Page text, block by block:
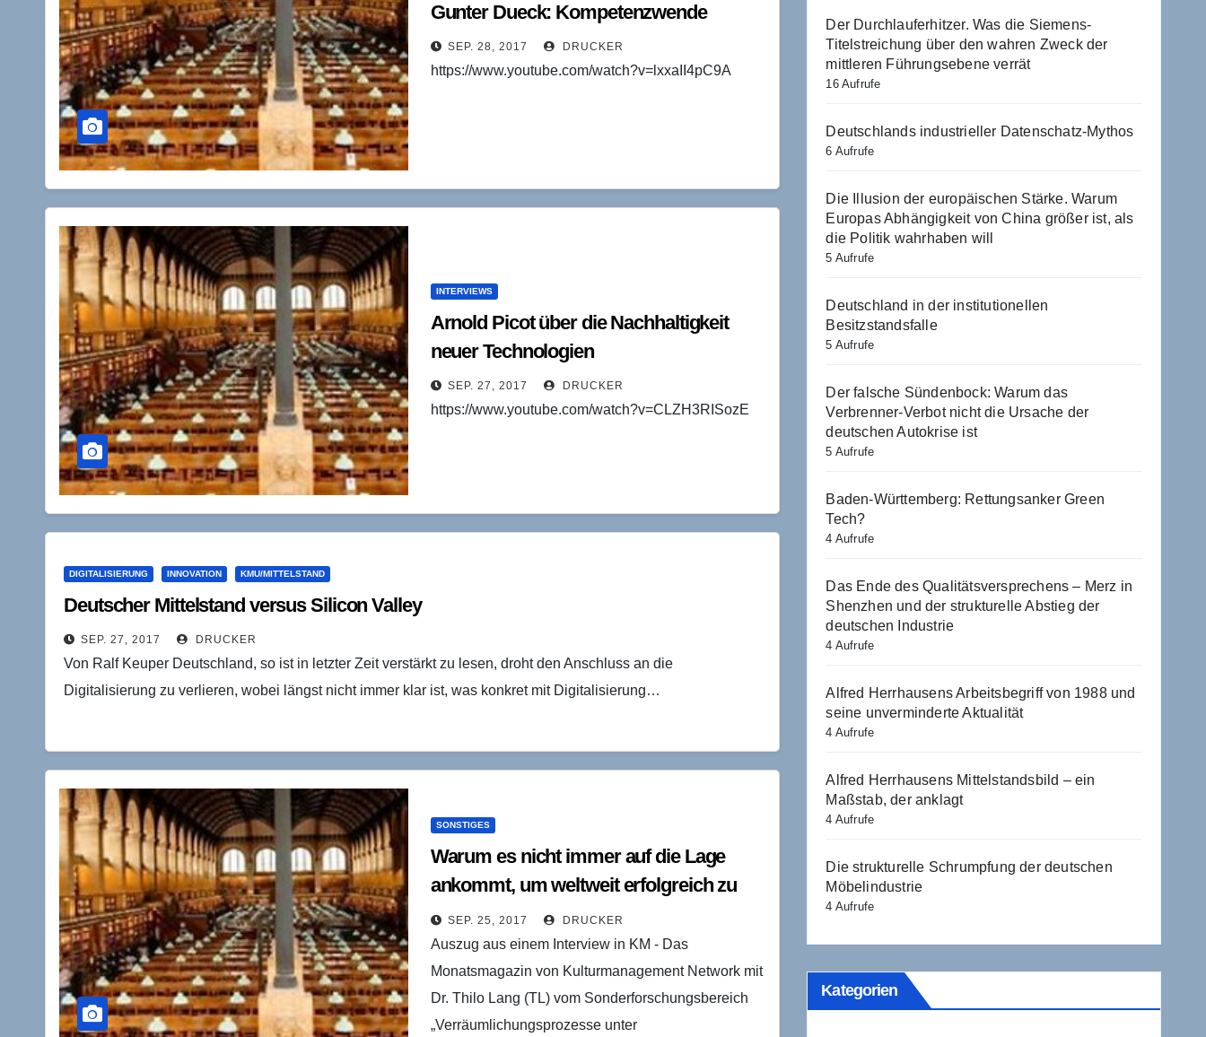
Gunter Dueck: Kompetenzwende
SEP. 28, 2017 DRUCKER
https://www.youtube.com/watch?v=lxxaII4pC9A
INTERVIEWS
Arnold Picot über die Nachhaltigkeit
neuer Technologien
SEP. 27, 2017 DRUCKER
https://www.youtube.com/watch?v=CLZH3RISozE
DIGITALISIERUNG INNOVATION KMU/MITTELSTAND
Deutscher Mittelstand versus Silicon Valley
SEP. 27, 2017 DRUCKER
Von Ralf Keuper Deutschland, so ist in letzter Zeit verstärkt zu lesen, droht den Anschluss an die
Digitalisierung zu verlieren, wobei längst nicht immer klar ist, was konkret mit Digitalisierung…
SONSTIGES
Warum es nicht immer auf die Lage
ankommt, um weltweit erfolgreich zu
seinSEP. 25, 2017 DRUCKER
Auszug aus einem Interview in KM - Das
Monatsmagazin von Kulturmanagement Network mit
Dr. Thilo Lang (TL) vom Sonderforschungsbereich
„Verräumlichungsprozesse unter
Der Durchlauferhitzer. Was die Siemens-
Titelstreichung über den wahren Zweck der
mittleren Führungsebene verrät
16 Aufrufe
Deutschlands industrieller Datenschatz-Mythos
6 Aufrufe
Die Illusion der europäischen Stärke. Warum
Europas Abhängigkeit von China größer ist, als
die Politik wahrhaben will
5 Aufrufe
Deutschland in der institutionellen
Besitzstandsfalle
5 Aufrufe
Der falsche Sündenbock: Warum das
Verbrenner-Verbot nicht die Ursache der
deutschen Autokrise ist
5 Aufrufe
Baden-Württemberg: Rettungsanker Green
Tech?
4 Aufrufe
Das Ende des Qualitätsversprechens – Merz in
Shenzhen und der strukturelle Abstieg der
deutschen Industrie
4 Aufrufe
Alfred Herrhausens Arbeitsbegriff von 1988 und
seine unverminderte Aktualität
4 Aufrufe
Alfred Herrhausens Mittelstandsbild – ein
Maßstab, der anklagt
4 Aufrufe
Die strukturelle Schrumpfung der deutschen
Möbelindustrie
4 Aufrufe
Kategorien